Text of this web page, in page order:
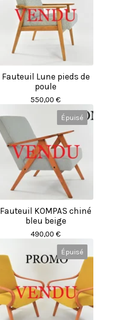
Fauteuil Lune pieds de
poule
550,00 €
Épuisé
Fauteuil KOMPAS chiné
bleu beige
490,00 €
Épuisé